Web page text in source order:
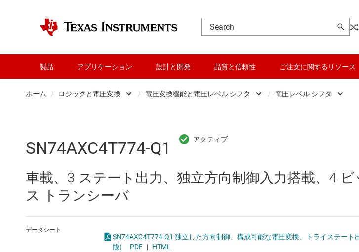
製品 アプリケーション 設計と開発 品質と信頼性 ご注文に関するリソース
ホーム / ロジックと電圧変換
インターフェイス
オーディオ、ハプティクス、およびピエゾ
スイッチ/マルチプレクサ
マイコン (MCU) / プロ
/ 電圧変換機能と電圧レベル シフタ
バッファ、ドライバ、トランシーバ
専用ロジック IC
/ 電圧レベル シフタ
SN74AXC4T774-Q1
車載、3 ステート出力、独立方向制御入力搭載、4
ス トランシーバ
データシート
SN74AXC4T774-Q1 独立した方向制御、構成可能な電圧変換、トライステー
版)
PDF | HTML